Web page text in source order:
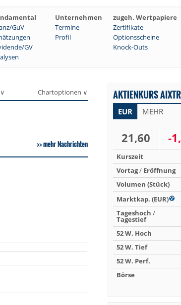
Unternehmen zugeh. Wertpapiere
GuV Termine Zertifikate
Profil Optionsscheine
GV
Knock-Outs
Chartoptionen ∨
mehr Nachrichten
AKTIENKURS
EUR MEHR
21,60 -
Kurszeit
Vortag/ Eröffnung
Volumen (Stück)
Marktkap. (EUR)
Tageshoch /
Tagestief
52 W. Hoch
52 W. Tief
52 W. Perf.
Börse